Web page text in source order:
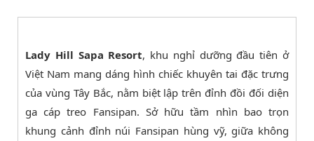
Lady Hill Sapa Resort, khu nghỉ dưỡng đầu tiên ở
Việt Nam mang dáng hình chiếc khuyên tai đặc trưng
của vùng Tây Bắc, nằm biệt lập trên đỉnh đồi đối diện
ga cáp treo Fansipan. Sở hữu tầm nhìn bao trọn
khung cảnh đỉnh núi Fansipan hùng vỹ, giữa không